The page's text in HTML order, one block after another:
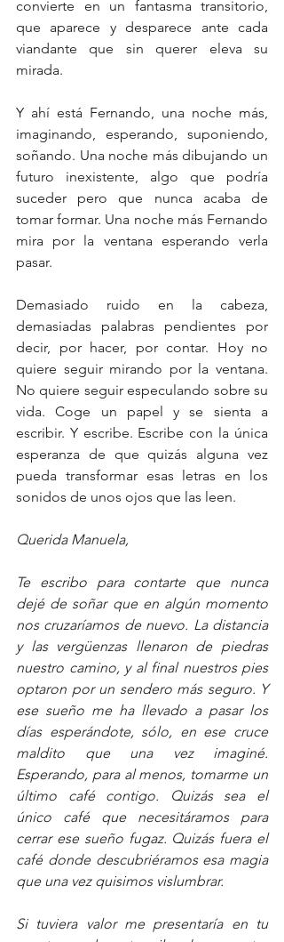
convierte en un fantasma transitorio,
que aparece y desparece ante cada
viandante que sin querer eleva su
mirada.
Y ahí está Fernando, una noche más,
imaginando, esperando, suponiendo,
soñando. Una noche más dibujando un
futuro inexistente, algo que podría
suceder pero que nunca acaba de
tomar formar. Una noche más Fernando
mira por la ventana esperando verla
pasar.
Demasiado ruido en la cabeza,
demasiadas palabras pendientes por
decir, por hacer, por contar. Hoy no
quiere seguir mirando por la ventana.
No quiere seguir especulando sobre su
vida. Coge un papel y se sienta a
escribir. Y escribe. Escribe con la única
esperanza de que quizás alguna vez
pueda transformar esas letras en los
sonidos de unos ojos que las leen.
Querida Manuela,
Te escribo para contarte que nunca
dejé de soñar que en algún momento
nos cruzaríamos de nuevo. La distancia
y las vergüenzas llenaron de piedras
nuestro camino, y al final nuestros pies
optaron por un sendero más seguro. Y
ese sueño me ha llevado a pasar los
días esperándote, sólo, en ese cruce
maldito que una vez imaginé.
Esperando, para al menos, tomarme un
último café contigo. Quizás sea el
único café que necesitáramos para
cerrar ese sueño fugaz. Quizás fuera el
café donde descubriéramos esa magia
que una vez quisimos vislumbrar.
Si tuviera valor me presentaría en tu